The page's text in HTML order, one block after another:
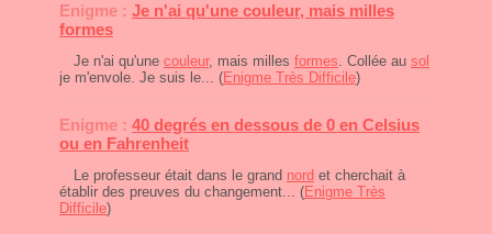
Enigme : Je n'ai qu'une couleur, mais milles
formes
Je n'ai qu'une couleur, mais milles formes. Collée au sol
je m'envole. Je suis le... (Enigme Très Difficile)
Enigme : 40 degrés en dessous de 0 en Celsius
ou en Fahrenheit
Le professeur était dans le grand nord et cherchait à
établir des preuves du changement... (Enigme Très
Difficile)